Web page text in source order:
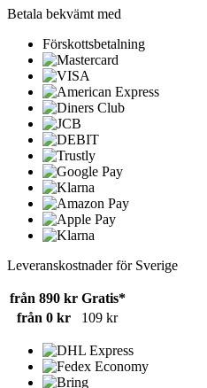
Betala bekvämt med
Förskottsbetalning
Leveranskostnader för Sverige
från 890 kr Gratis*
från 0 kr
109 kr